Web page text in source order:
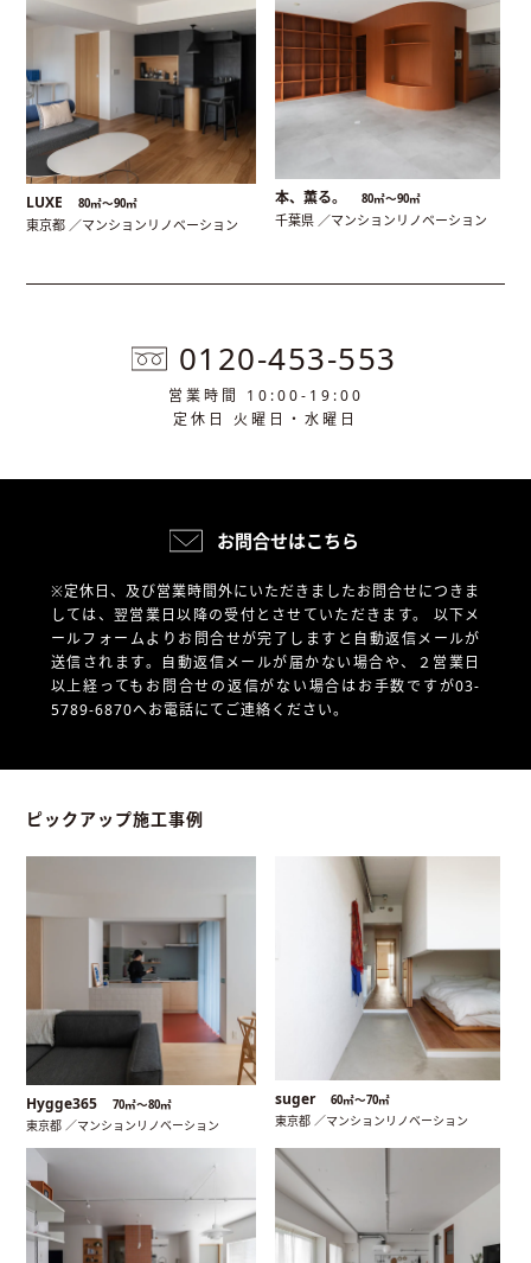
LUXE 80㎡〜90㎡
東京都 ／マンションリノベーション
本、薫る。 80㎡〜90㎡
千葉県 ／マンションリノベーション
0120-453-553
営業時間 10:00-19:00
定休日 火曜日・水曜日
お問合せはこちら
※定休日、及び営業時間外にいただきましたお問合せにつきま
しては、翌営業日以降の受付とさせていただきます。 以下メ
ールフォームよりお問合せが完了しますと自動返信メールが
送信されます。自動返信メールが届かない場合や、
２営業日
以上経ってもお問合せの返信がない場合はお手数ですが03-
5789-6870へお電話にてご連絡ください。
ピックアップ施工事例
Hygge365 70㎡〜80㎡
東京都 ／マンションリノベーション
suger 60㎡〜70㎡
東京都 ／マンションリノベーション